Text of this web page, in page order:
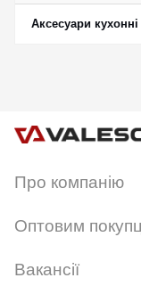
Аксесуари
Про компанію
Оптовим
Вакансії